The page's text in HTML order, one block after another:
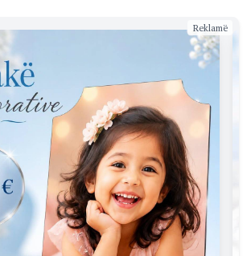
Reklamë